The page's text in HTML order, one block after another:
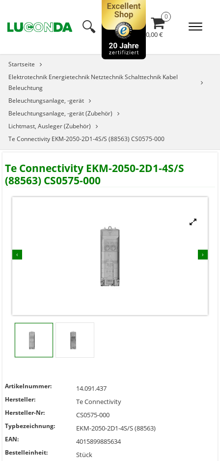
🔍︎ 0,00 €
Startseite
Elektrotechnik Energietechnik Netztechnik Schalttechnik Kabel
Beleuchtung
Beleuchtungsanlage, -gerät
Beleuchtungsanlage, -gerät (Zubehör)
Lichtmast, Ausleger (Zubehör)
Te Connectivity EKM-2050-2D1-4S/S (88563) CS0575-000
Te Connectivity EKM-2050-2D1-4S/S
(88563) CS0575-000
‹ ›


Artikelnummer: 14.091.437
Hersteller: Te Connectivity
Hersteller-Nr: CS0575-000
Typbezeichnung: EKM-2050-2D1-4S/S (88563)
EAN: 4015899885634
Bestelleinheit: Stück